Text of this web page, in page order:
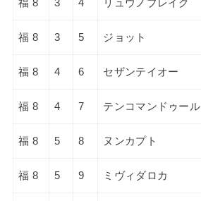
福 8 3 4 リュウノブレイク
福 8 3 5 ジョット
福 8 4 6 セザンテイオー
福 8 4 7 テンコマンドゥール
福 8 5 8 ヌンカプト
福 8 5 9 ミヴィダロカ